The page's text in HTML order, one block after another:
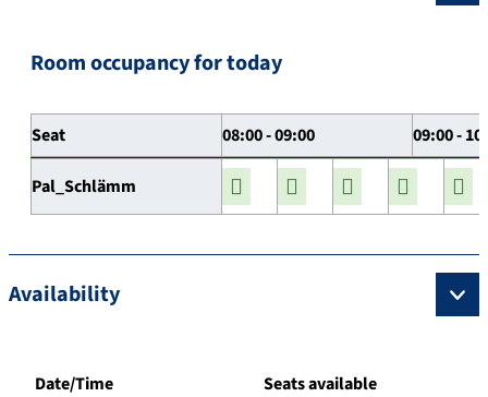
Room occupancy for today
Seat 08:00 - 09:00 09:00 -
Pal_Schlämm
Availability
Date/Time Seats available